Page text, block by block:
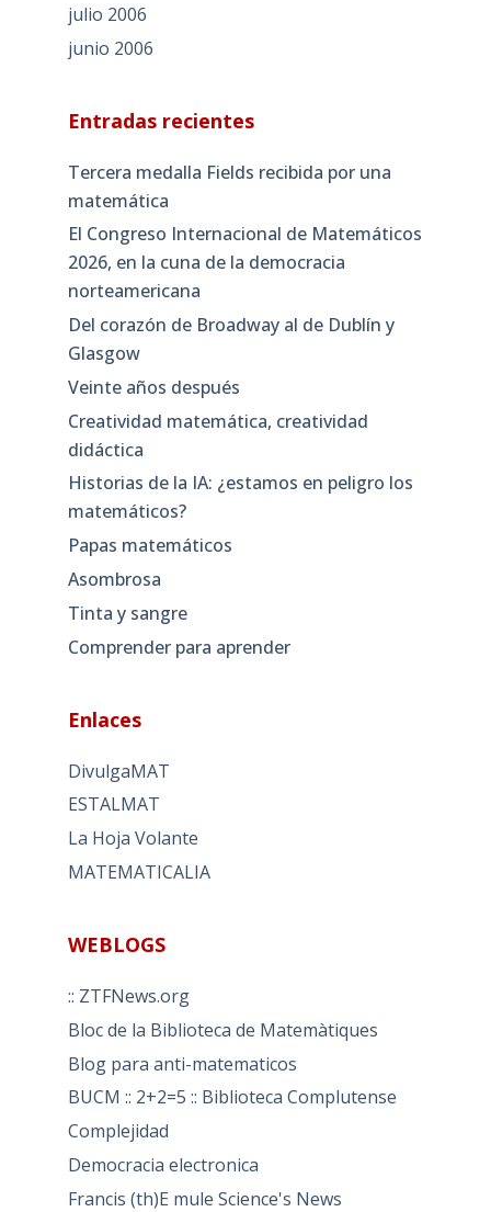
julio 2006
junio 2006
Entradas recientes
Tercera medalla Fields recibida por una
matemática
El Congreso Internacional de Matemáticos
2026, en la cuna de la democracia
norteamericana
Del corazón de Broadway al de Dublín y
Glasgow
Veinte años después
Creatividad matemática, creatividad
didáctica
Historias de la IA: ¿estamos en peligro los
matemáticos?
Papas matemáticos
Asombrosa
Tinta y sangre
Comprender para aprender
Enlaces
DivulgaMAT
ESTALMAT
La Hoja Volante
MATEMATICALIA
WEBLOGS
:: ZTFNews.org
Bloc de la Biblioteca de Matemàtiques
Blog para anti-matematicos
BUCM :: 2+2=5 :: Biblioteca Complutense
Complejidad
Democracia electronica
Francis (th)E mule Science's News